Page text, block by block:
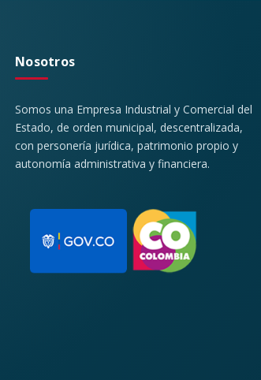
Nosotros
Somos una Empresa Industrial y Comercial del
Estado, de orden municipal, descentralizada,
con personería jurídica, patrimonio propio y
autonomía administrativa y financiera.